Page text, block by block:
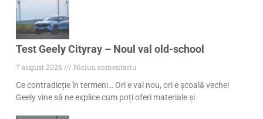
Test Geely Cityray – Noul val old-school
7 august 2026
Niciun comentariu
Ce contradicție în termeni… Ori e val nou, ori e școală veche!
Geely vine să ne explice cum poți oferi materiale și